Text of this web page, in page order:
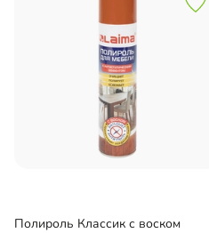
Полироль Классик с воском